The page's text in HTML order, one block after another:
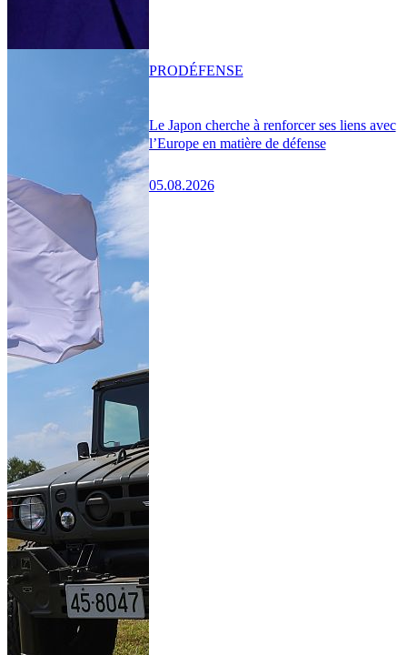
Le Japon cherche à renforcer ses liens avec
l’Europe en matière de défense
05.08.2026
PRODÉFENSE